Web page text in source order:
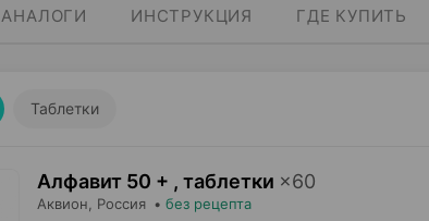
АНАЛОГИ ИНСТРУКЦИЯ ГДЕ КУПИТЬ
Таблетки
Алфавит 50 + , таблетки ×60
Аквион , Россия • без рецепта